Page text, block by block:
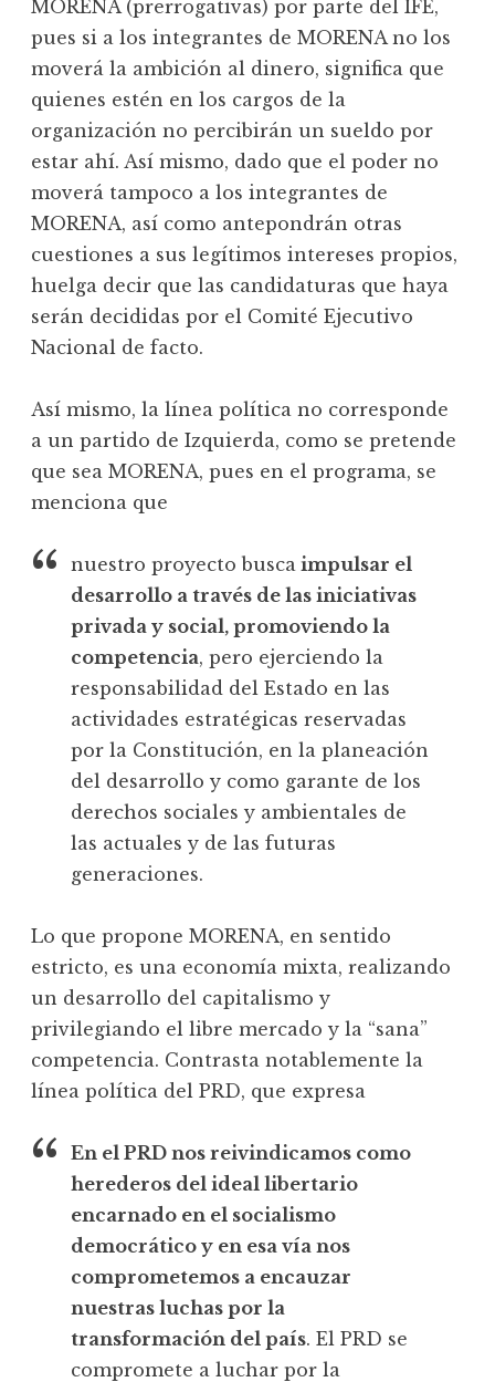
MORENA (prerrogativas) por parte del IFE,
pues si a los integrantes de MORENA no los
moverá la ambición al dinero, significa que
quienes estén en los cargos de la
organización no percibirán un sueldo por
estar ahí. Así mismo, dado que el poder no
moverá tampoco a los integrantes de
MORENA, así como antepondrán otras
cuestiones a sus legítimos intereses propios,
huelga decir que las candidaturas que haya
serán decididas por el Comité Ejecutivo
Nacional de facto.
Así mismo, la línea política no corresponde
a un partido de Izquierda, como se pretende
que sea MORENA, pues en el programa, se
menciona que
nuestro proyecto busca impulsar el
desarrollo a través de las iniciativas
privada y social, promoviendo la
competencia, pero ejerciendo la
responsabilidad del Estado en las
actividades estratégicas reservadas
por la Constitución, en la planeación
del desarrollo y como garante de los
derechos sociales y ambientales de
las actuales y de las futuras
generaciones.
Lo que propone MORENA, en sentido
estricto, es una economía mixta, realizando
un desarrollo del capitalismo y
privilegiando el libre mercado y la “sana”
competencia. Contrasta notablemente la
línea política del PRD, que expresa
En el PRD nos reivindicamos como
herederos del ideal libertario
encarnado en el socialismo
democrático y en esa vía nos
comprometemos a encauzar
nuestras luchas por la
transformación del país. El PRD se
compromete a luchar por la